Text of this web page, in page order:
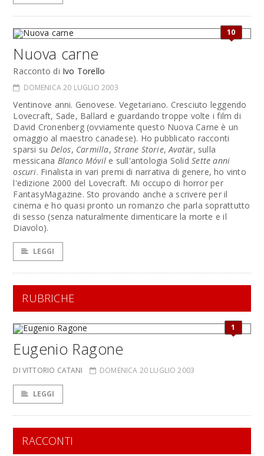
10
Nuova carne
Racconto di Ivo Torello
DOMENICA 20 LUGLIO 2003
Ventinove anni. Genovese. Vegetariano. Cresciuto leggendo
Lovecraft, Sade, Ballard e guardando troppe volte i film di
David Cronenberg (ovviamente questo Nuova Carne è un
omaggio al maestro canadese). Ho pubblicato racconti
sparsi su Delos, Carmilla,Strane Storie,Avatär, sulla
messicana Blanco Móvil e sull'antologia SolidSette anni
oscuri. Finalista in vari premi di narrativa di genere, ho vinto
l'edizione 2000 del Lovecraft. Mi occupo di horror per
FantasyMagazine. Sto provando anche a scrivere per il
cinema e ho quasi pronto un romanzo che parla soprattutto
di sesso (senza naturalmente dimenticare la morte e il
Diavolo).
LEGGI
RUBRICHE
1
Eugenio Ragone
DI VITTORIO CATANI DOMENICA 20 LUGLIO 2003
LEGGI
RACCONTI